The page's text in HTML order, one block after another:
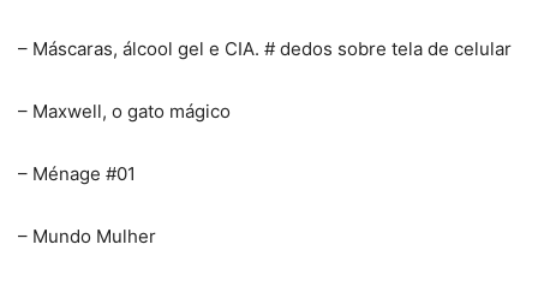
– Máscaras, álcool gel e CIA. # dedos sobre tela de celular
– Maxwell, o gato mágico
– Ménage #01
– Mundo Mulher